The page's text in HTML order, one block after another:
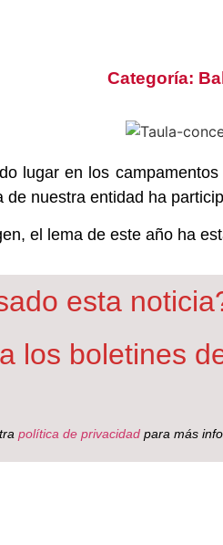
Categoría:
lugar en los
de nuestra entidad ha
el lema de este año ha
esta
los boletines
política de privacidad para más